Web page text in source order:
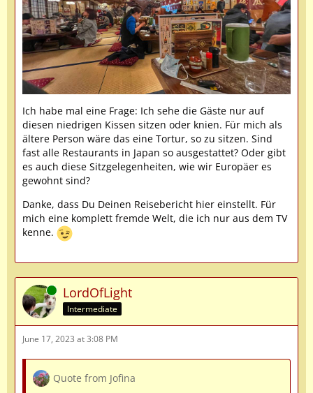
Ich habe mal eine Frage: Ich sehe die Gäste nur auf
diesen niedrigen Kissen sitzen oder knien. Für mich als
ältere Person wäre das eine Tortur, so zu sitzen. Sind
fast alle Restaurants in Japan so ausgestattet? Oder gibt
es auch diese Sitzgelegenheiten, wie wir Europäer es
gewohnt sind?
Danke, dass Du Deinen Reisebericht hier einstellt. Für
mich eine komplett fremde Welt, die ich nur aus dem TV
kenne.
Online LordOfLight
Intermediate
June 17, 2023 at 3:08 PM
Quote from Jofina